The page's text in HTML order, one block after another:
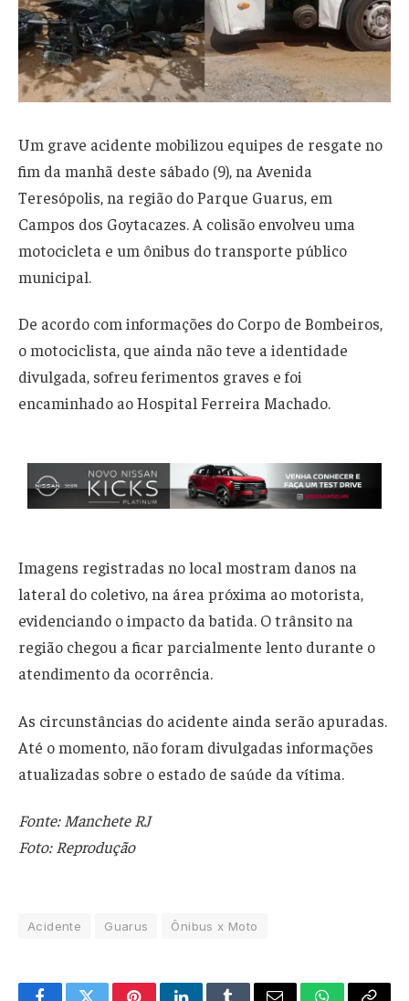
Um grave acidente mobilizou equipes de resgate no
fim da manhã deste sábado (9), na Avenida
Teresópolis, na região do Parque Guarus, em
Campos dos Goytacazes. A colisão envolveu uma
motocicleta e um ônibus do transporte público
municipal.
De acordo com informações do Corpo de Bombeiros,
o motociclista, que ainda não teve a identidade
divulgada, sofreu ferimentos graves e foi
encaminhado ao Hospital Ferreira Machado.
Imagens registradas no local mostram danos na
lateral do coletivo, na área próxima ao motorista,
evidenciando o impacto da batida. O trânsito na
região chegou a ficar parcialmente lento durante o
atendimento da ocorrência.
As circunstâncias do acidente ainda serão apuradas.
Até o momento, não foram divulgadas informações
atualizadas sobre o estado de saúde da vítima.
Fonte: Manchete RJ
Foto: Reprodução
Acidente Guarus Ônibus x Moto